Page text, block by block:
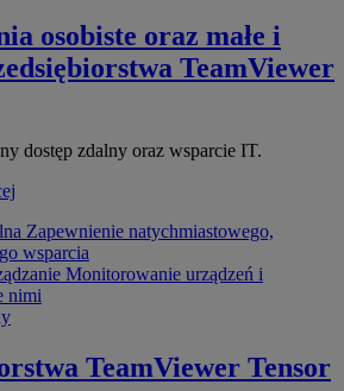
osobiste oraz małe i
TeamViewer
dostęp zdalny oraz wsparcie IT.
Zapewnienie natychmiastowego,
wsparcia
Monitorowanie urządzeń i
nimi
TeamViewer Tensor